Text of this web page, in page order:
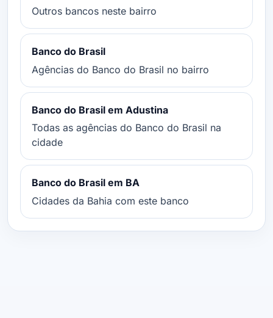
Outros bancos neste bairro
Banco do Brasil
Agências do Banco do Brasil no bairro
Banco do Brasil em Adustina
Todas as agências do Banco do Brasil na
cidade
Banco do Brasil em BA
Cidades da Bahia com este banco